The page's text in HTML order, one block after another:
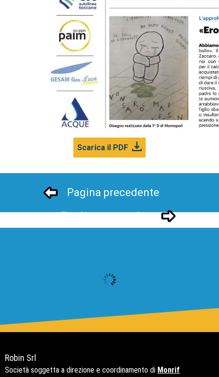
Scarica il PDF
Pagina precedente
Pagina successivo
Robin Srl
Società soggetta a direzione e coordinamento di Monrif